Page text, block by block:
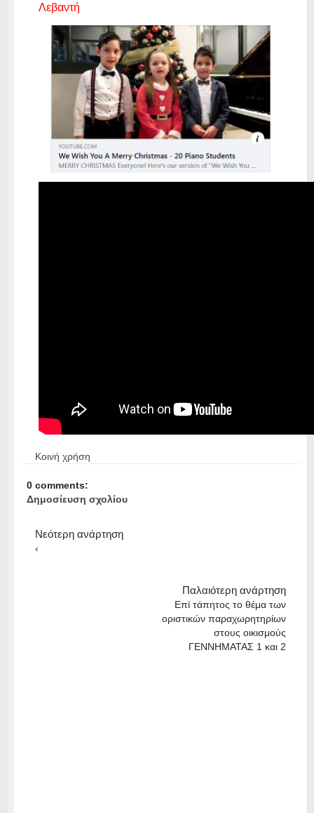
Λεβαντή
Κοινή χρήση
0 comments:
Δημοσίευση σχολίου
Νεότερη ανάρτηση
‹
Παλαιότερη ανάρτηση
Επί τάπητος το θέμα των
οριστικών παραχωρητηρίων
στους οικισμούς
ΓΕΝΝΗΜΑΤΑΣ 1 και 2